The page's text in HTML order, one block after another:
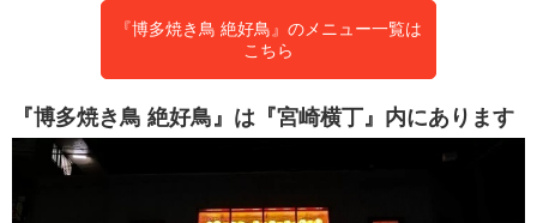
『博多焼き鳥 絶好鳥』のメニュー一覧は
こちら
『博多焼き鳥 絶好鳥』は『宮崎横丁』内にあります